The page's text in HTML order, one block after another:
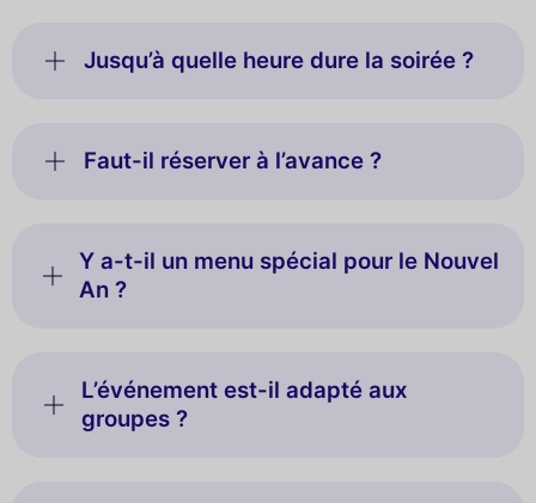
Jusqu’à quelle heure dure la soirée ?
Faut-il réserver à l’avance ?
Y a-t-il un menu spécial pour le Nouvel
An ?
L’événement est-il adapté aux
groupes ?